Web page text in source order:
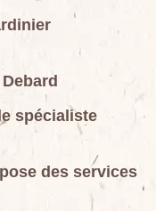
spécialiste
des services